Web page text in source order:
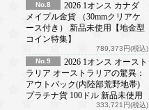
No.8
2026 1オンス カナダ
メイプル金貨 （30mmクリアケ
ース付き） 新品未使用【地金型
コイン特集】
789,373円(税込)
No.9
2026 1オンス オースト
ラリア オーストラリアの驚異：
アウトバック(内陸部荒野地帯)
プラチナ貨 100ドル 新品未使用
333,721円(税込)